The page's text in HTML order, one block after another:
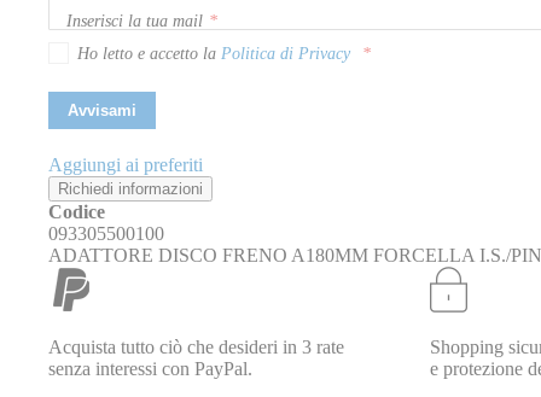
Inserisci la tua mail
Ho letto e accetto laPolitica di Privacy
Avvisami
Aggiungi ai preferiti
Richiedi informazioni
Codice
093305500100
ADATTORE DISCO FRENO A180MM FORCELLA I.S./
Acquista tutto ciò che desideri in 3 rate
senza interessi con PayPal.
Shopping
e protezione